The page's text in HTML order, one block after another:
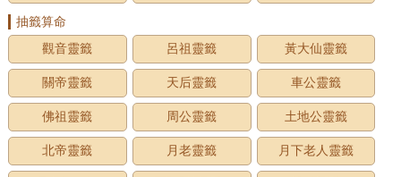
抽籤算命
觀音靈籤
呂祖靈籤 黃大仙靈籤
關帝靈籤 天后靈籤 車公靈籤
佛祖靈籤 周公靈籤 土地公靈籤
北帝靈籤 月老靈籤 月下老人靈籤